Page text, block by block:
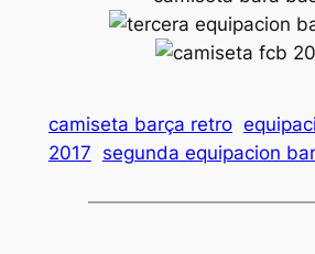
camiseta barça retro
2017 segunda equipacion